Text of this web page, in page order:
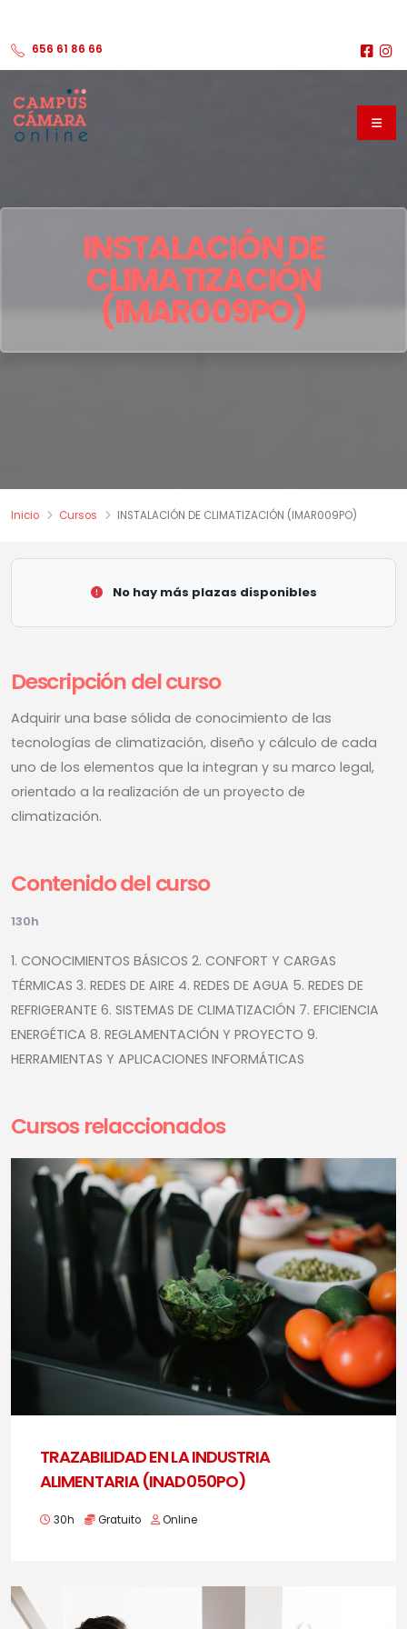
656 61 86 66
INSTALACIÓN DE
CLIMATIZACIÓN
(IMAR009PO)
Inicio Cursos INSTALACIÓN DE CLIMATIZACIÓN (IMAR009PO)
No hay más plazas disponibles
Descripción del curso
Adquirir una base sólida de conocimiento de las
tecnologías de climatización, diseño y cálculo de cada
uno de los elementos que la integran y su marco legal,
orientado a la realización de un proyecto de
climatización.
Contenido del curso
130h
1. CONOCIMIENTOS BÁSICOS 2. CONFORT Y CARGAS
TÉRMICAS 3. REDES DE AIRE 4. REDES DE AGUA 5. REDES DE
REFRIGERANTE 6. SISTEMAS DE CLIMATIZACIÓN 7. EFICIENCIA
ENERGÉTICA 8. REGLAMENTACIÓN Y PROYECTO 9.
HERRAMIENTAS Y APLICACIONES INFORMÁTICAS
Cursos relaccionados
TRAZABILIDAD EN LA INDUSTRIA
ALIMENTARIA (INAD050PO)
30h Gratuito Online